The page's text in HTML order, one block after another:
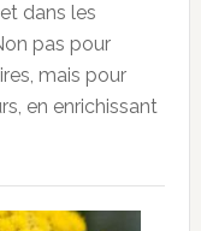
dans les
pas pour
mais pour
en enrichissant